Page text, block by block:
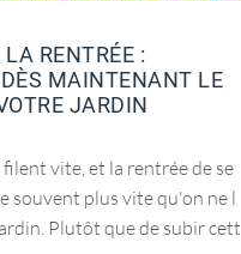
RENTRÉE :
MAINTENANT LE
JARDIN
vite, et la rentrée de se
souvent plus vite qu'on ne l
Plutôt que de subir cett